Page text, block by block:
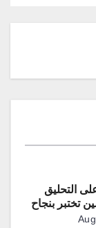
التحليق
تختبر بنجاح